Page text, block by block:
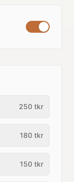
250 tkr
180 tkr
150 tkr